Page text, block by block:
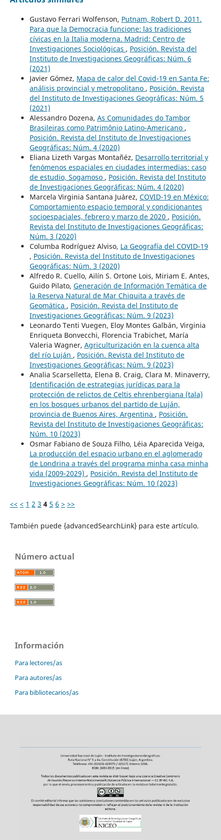
Gustavo Ferrari Wolfenson, Putnam, Robert D. 2011.
Para que la Democracia funcione: las tradiciones
cívicas en la Italia moderna. Madrid: Centro de
Investigaciones Sociológicas , Posición. Revista del
Instituto de Investigaciones Geográficas: Núm. 6
(2021)
Javier Gómez, Mapa de calor del Covid-19 en Santa Fe:
análisis provincial y metropolitano , Posición. Revista
del Instituto de Investigaciones Geográficas: Núm. 5
(2021)
Alessandro Dozena, As Comunidades do Tambor
Brasileiras como Patrimônio Latino-Americano ,
Posición. Revista del Instituto de Investigaciones
Geográficas: Núm. 4 (2020)
Eliana Lizeth Vargas Montañéz, Desarrollo territorial y
fenómenos espaciales en ciudades intermedias: caso
de estudio, Sogamoso , Posición. Revista del Instituto
de Investigaciones Geográficas: Núm. 4 (2020)
Marcela Virginia Santana Juárez, COVID-19 en México:
Comportamiento espacio temporal y condicionantes
socioespaciales, febrero y marzo de 2020 , Posición.
Revista del Instituto de Investigaciones Geográficas:
Núm. 3 (2020)
Columba Rodríguez Alviso, La Geografía del COVID-19
, Posición. Revista del Instituto de Investigaciones
Geográficas: Núm. 3 (2020)
Alfredo R. Cuello, Ailín S. Ortone Lois, Miriam E. Antes,
Guido Pilato, Generación de Información Temática de
la Reserva Natural de Mar Chiquita a través de
Geomática , Posición. Revista del Instituto de
Investigaciones Geográficas: Núm. 9 (2023)
Leonardo Tenti Vuegen, Eloy Montes Galbán, Virginia
Enriqueta Bonvecchi, Florencia Trabichet, María
Valeria Wagner, Agriculturización en la cuenca alta
del río Luján , Posición. Revista del Instituto de
Investigaciones Geográficas: Núm. 9 (2023)
Analia Scarselletta, Elena B. Craig, Clara M. Minaverry,
Identificación de estrategias jurídicas para la
protección de relictos de Celtis ehrenbergiana (tala)
en los bosques urbanos del partido de Luján,
provincia de Buenos Aires, Argentina , Posición.
Revista del Instituto de Investigaciones Geográficas:
Núm. 10 (2023)
Osmar Fabiano de Souza Filho, Léia Aparecida Veiga,
La producción del espacio urbano en el aglomerado
de Londrina a través del programa minha casa minha
vida (2009-2029) , Posición. Revista del Instituto de
Investigaciones Geográficas: Núm. 10 (2023)
<< < 1 2 3 4 5 6 > >>
También puede {advancedSearchLink} para este artículo.
Número actual
Información
Para lectores/as
Para autores/as
Para bibliotecarios/as